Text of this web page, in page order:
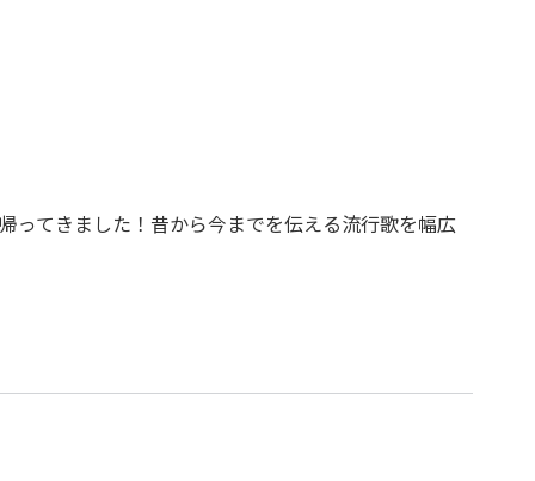
ってきました！昔から今までを伝える流行歌を幅広